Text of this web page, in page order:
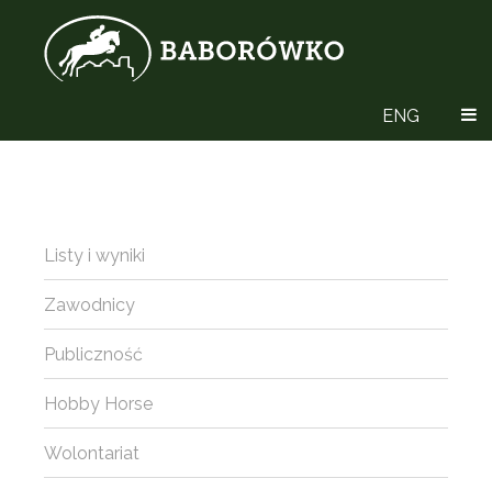
ENG
Listy i wyniki
Zawodnicy
Publiczność
Hobby Horse
Wolontariat